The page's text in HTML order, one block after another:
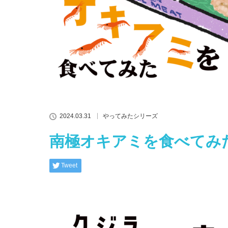
2024.03.31 やってみたシリーズ
南極オキアミを食べてみ
Tweet